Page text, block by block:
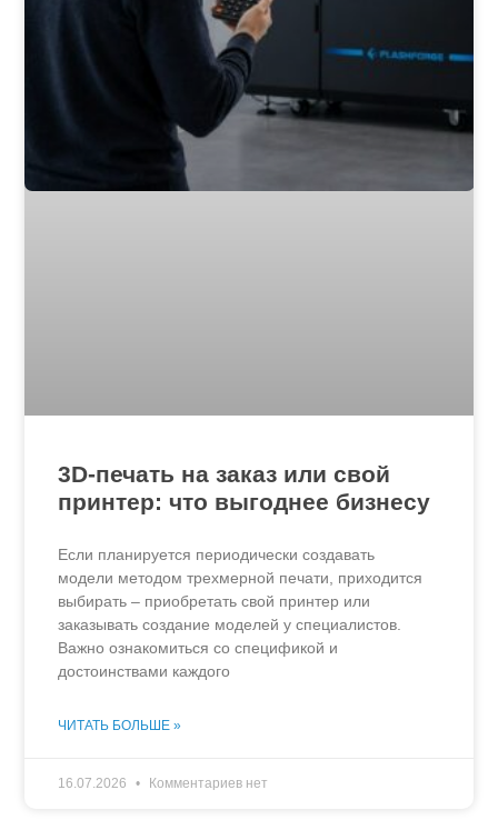
3D-печать на заказ или свой
принтер: что выгоднее бизнесу
Если планируется периодически создавать
модели методом трехмерной печати, приходится
выбирать – приобретать свой принтер или
заказывать создание моделей у специалистов.
Важно ознакомиться со спецификой и
достоинствами каждого
ЧИТАТЬ БОЛЬШЕ »
16.07.2026 Комментариев нет